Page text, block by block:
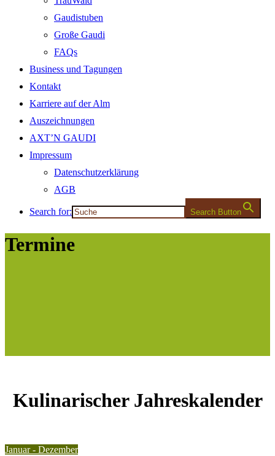
Gaudistuben
Große Gaudi
FAQs
Business und Tagungen
Kontakt
Karriere auf der Alm
Auszeichnungen
AXT’N GAUDI
Impressum
Datenschutzerklärung
AGB
Search for: Search Button
Termine
Kulinarischer Jahreskalender
Januar - Dezember